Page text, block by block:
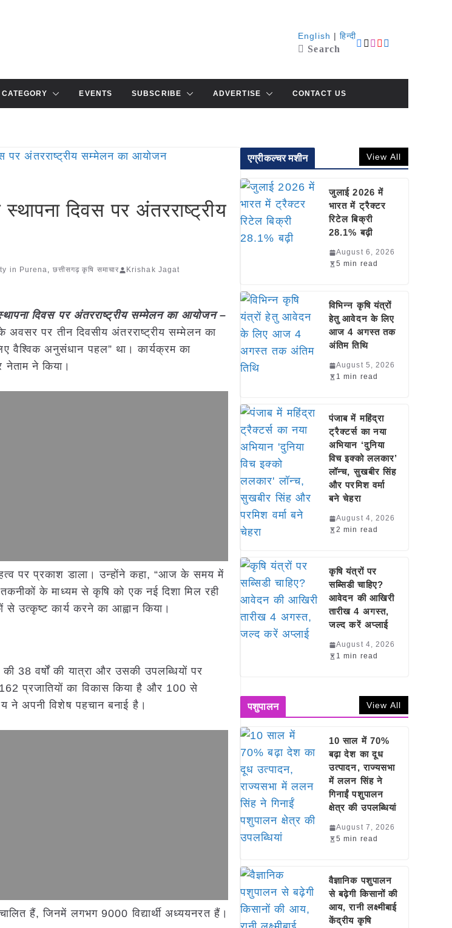
English | हिन्दी
Search
CATEGORY EVENTS SUBSCRIBE ADVERTISE CONTACT US
स्थापना दिवस पर अंतरराष्ट्रीय
in Purena, छत्तीसगढ़ कृषि समाचार Krishak Jagat
स्थापना दिवस पर अंतरराष्ट्रीय सम्मेलन का आयोजन –
अवसर पर तीन दिवसीय अंतरराष्ट्रीय सम्मेलन का
वैश्विक अनुसंधान पहल” था। कार्यक्रम का
नेताम ने किया।
पर प्रकाश डाला। उन्होंने कहा, “आज के समय में
के माध्यम से कृषि को एक नई दिशा मिल रही
से उत्कृष्ट कार्य करने का आह्वान किया।
की 38 वर्षों की यात्रा और उसकी उपलब्धियों पर
प्रजातियों का विकास किया है और 100 से
ने अपनी विशेष पहचान बनाई है।
हैं, जिनमें लगभग 9000 विद्यार्थी अध्ययनरत हैं।
एग्रीकल्चर मशीन View All
जुलाई 2026 में
भारत में ट्रैक्टर
रिटेल बिक्री
28.1% बढ़ी
August 6, 2026
5 min read
विभिन्न कृषि यंत्रों
हेतु आवेदन के लिए
आज 4 अगस्त तक
अंतिम तिथि
August 5, 2026
1 min read
पंजाब में महिंद्रा
ट्रैक्टर्स का नया
अभियान ‘दुनिया
विच इक्को ललकार’
लॉन्च, सुखबीर सिंह
और परमिश वर्मा
बने चेहरा
August 4, 2026
2 min read
कृषि यंत्रों पर
सब्सिडी चाहिए?
आवेदन की आखिरी
तारीख 4 अगस्त,
जल्द करें अप्लाई
August 4, 2026
1 min read
पशुपालन View All
10 साल में 70%
बढ़ा देश का दूध
उत्पादन, राज्यसभा
में ललन सिंह ने
गिनाईं पशुपालन
क्षेत्र की उपलब्धियां
August 7, 2026
5 min read
वैज्ञानिक पशुपालन
से बढ़ेगी किसानों की
आय, रानी लक्ष्मीबाई
केंद्रीय कृषि